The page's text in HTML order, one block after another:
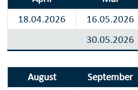
18.04.2026
16.05.2026
30.05.2026
August September